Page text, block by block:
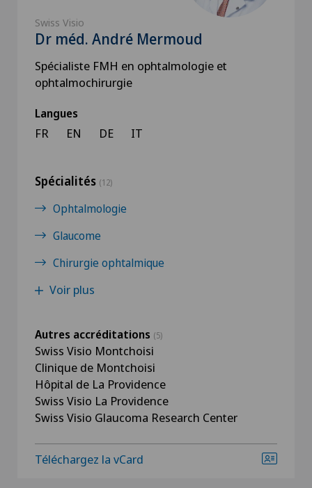
Swiss Visio
Dr méd. André Mermoud
Spécialiste FMH en ophtalmologie et
ophtalmochirurgie
Langues
FR EN DE IT
Spécialités (12)
Ophtalmologie
Glaucome
Chirurgie ophtalmique
Voir plus
Autres accréditations (5)
Swiss Visio Montchoisi
Clinique de Montchoisi
Hôpital de La Providence
Swiss Visio La Providence
Swiss Visio Glaucoma Research Center
Téléchargez la vCard